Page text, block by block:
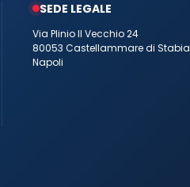
SEDE LEGALE
Via Plinio Il Vecchio 24
80053 Castellammare di Stabia
Napoli